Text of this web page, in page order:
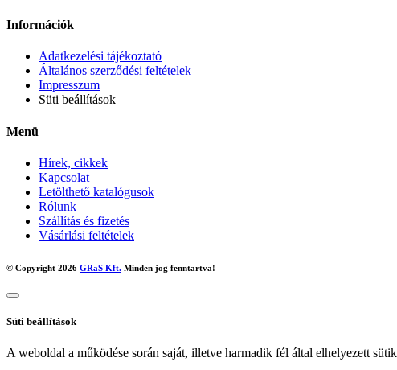
Információk
Adatkezelési tájékoztató
Általános szerződési feltételek
Impresszum
Süti beállítások
Menü
Hírek, cikkek
Kapcsolat
Letölthető katalógusok
Rólunk
Szállítás és fizetés
Vásárlási feltételek
© Copyright 2026 GRaS Kft. Minden jog fenntartva!
Süti beállítások
A weboldal a működése során saját, illetve harmadik fél által elhelyezett